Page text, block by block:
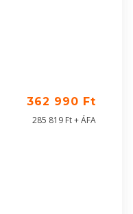
362 990 Ft
285 819 Ft + ÁFA